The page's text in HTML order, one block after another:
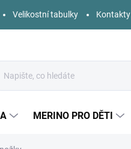
Velikostní tabulky Kontakty
MERINO PRO DĚTI